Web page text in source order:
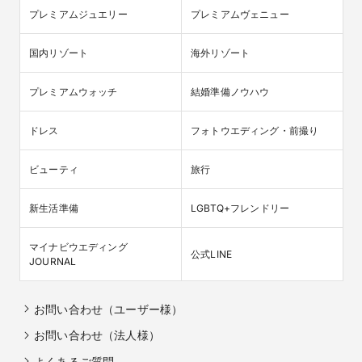
プレミアムジュエリー プレミアムヴェニュー
国内リゾート 海外リゾート
プレミアムウォッチ 結婚準備ノウハウ
ドレス フォトウエディング・前撮り
ビューティ 旅行
新生活準備 LGBTQ+フレンドリー
マイナビウエディング
JOURNAL
公式LINE
お問い合わせ（ユーザー様）
お問い合わせ（法人様）